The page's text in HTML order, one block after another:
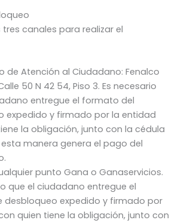
canales para realizar el
de Atención al Ciudadano: Fenalco
50 N 42 54, Piso 3. Es necesario
entregue el formato del
expedido y firmado por la entidad
la obligación, junto con la cédula
manera genera el pago del
punto Gana o Ganaservicios.
que el ciudadano entregue el
desbloqueo expedido y firmado por
quien tiene la obligación, junto con